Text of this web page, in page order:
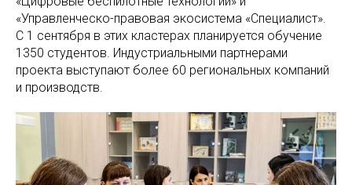
«Управленческо-правовая экосистема «Специалист».
С 1 сентября в этих кластерах планируется обучение
1350 студентов. Индустриальными партнерами
проекта выступают более 60 региональных компаний
и производств.